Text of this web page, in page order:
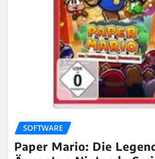
SOFTWARE
Paper Mario: Die